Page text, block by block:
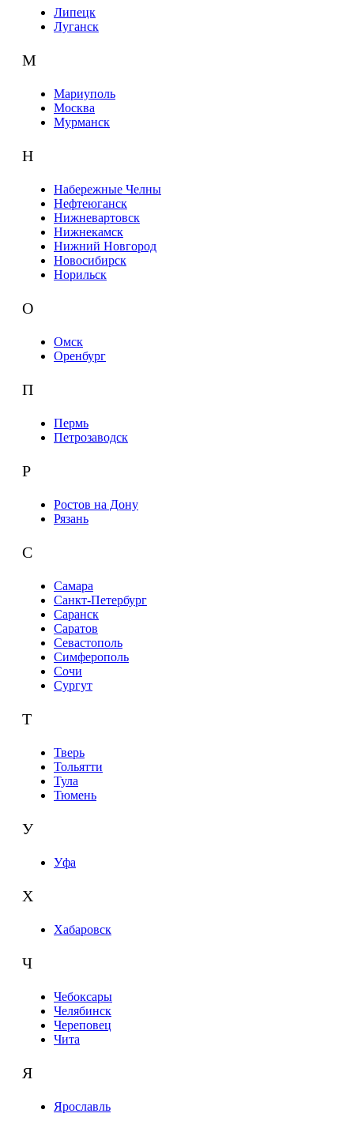
Липецк
Луганск
М
Мариуполь
Москва
Мурманск
Н
Набережные Челны
Нефтеюганск
Нижневартовск
Нижнекамск
Нижний Новгород
Новосибирск
Норильск
О
Омск
Оренбург
П
Пермь
Петрозаводск
Р
Ростов на Дону
Рязань
С
Самара
Санкт-Петербург
Саранск
Саратов
Севастополь
Симферополь
Сочи
Сургут
Т
Тверь
Тольятти
Тула
Тюмень
У
Уфа
Х
Хабаровск
Ч
Чебоксары
Челябинск
Череповец
Чита
Я
Ярославль